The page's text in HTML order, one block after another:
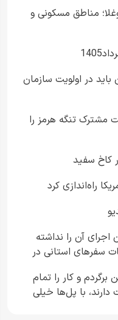
مناطق مسکونی و
در اولویت سازمان
مشترک تنگه هرمز را
کاخ سفید
آن را نداشته
سفرهای استانی در
برگردم و کار را تمام
با پل‌ها خیلی